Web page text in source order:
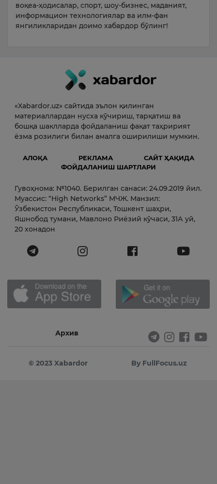
воқеа-ҳодисалар, спорт, шоу-бизнес, маданият,
информацион технологиялар ва илм-фан
янгиликларидан доимо хабардор бўлинг!
«Xabardor.uz» сайтида эълон қилинган
материаллардан нусха кўчириш, тарқатиш ва
бошқа шаклларда фойдаланиш фақат таҳририят
ёзма розилиги билан амалга оширилиши мумкин.
АЛОҚА РЕКЛАМА
САЙТ ҲАҚИДА
ФОЙДАЛАНИШ ШАРТЛАРИ
Гувоҳнома: №1040. Берилган санаси: 24.09.2019 йил.
Муассис: “High Networks” МЧЖ. Манзил:
Ўзбекистон Республикаси, Тошкент шаҳри,
Яшнобод тумани, Мавлоно Риёзий кўчаси, 31А уй,
20 хонадон
Архив
© 2023 Xabardor By FullFocus.uz